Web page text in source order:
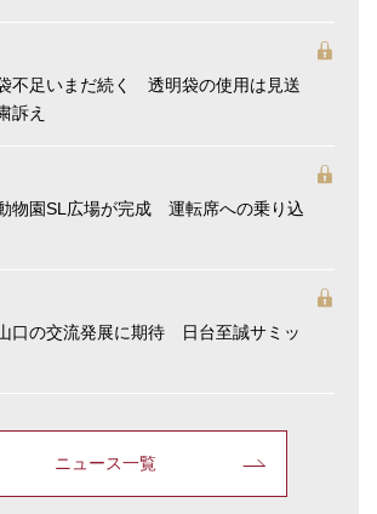
不足いまだ続く 透明袋の使用は見送
訴え
物園SL広場が完成 運転席への乗り込
口の交流発展に期待 日台至誠サミッ
ニュース一覧